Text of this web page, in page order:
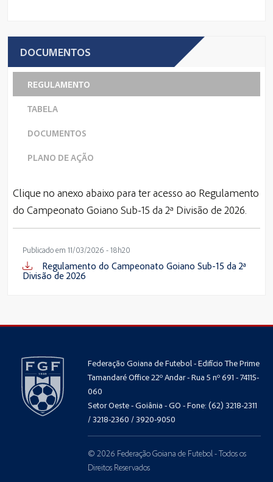
DOCUMENTOS
REGULAMENTO
TABELA
DOCUMENTOS
PLANO DE AÇÃO
Clique no anexo abaixo para ter acesso ao Regulamento
do Campeonato Goiano Sub-15 da 2ª Divisão de 2026.
Publicado em 11/03/2026 - 18h20
Regulamento do Campeonato Goiano Sub-15 da 2ª
Divisão de 2026
Federação Goiana de Futebol - Edifício The Prime
Tamandaré Office 22º Andar - Rua 5 nº 691 - 74115-
060
Setor Oeste - Goiânia - GO - Fone: (62) 3218-2311
/ 3218-2360 / 3920-9050
© 2026 Federação Goiana de Futebol - Todos os
Direitos Reservados